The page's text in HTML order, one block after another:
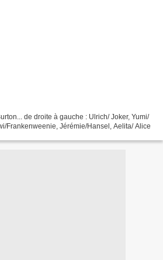
de droite à gauche : Ulrich/ Joker, Yumi/
Frankenweenie, Jérémie/Hansel, Aelita/ Alice